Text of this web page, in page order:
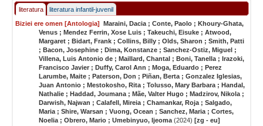
literatura
literatura infantil-juvenil
Biziei ere omen [Antologia]
Maraini, Dacia ; Conte, Paolo ; Khoury-Ghata,
Venus ; Mendez Ferrin, Xose Luis ; Takeuchi, Eisuke ; Atwood,
Margaret ; Bidart, Frank ; Collins, Billy ; Olds, Sharon ; Smith, Patti
; Bacon, Josephine ; Dima, Konstanze ; Sanchez-Ostiz, Miguel ;
Villena, Luis Antonio de ; Maillard, Chantal ; Boni, Tanella ; Irazoki,
Francisco Javier ; Duffy, Carol Ann ; Moga, Eduardo ; Perez
Larumbe, Maite ; Paterson, Don ; Piñan, Berta ; Gonzalez Iglesias,
Juan Antonio ; Mestokosho, Rita ; Tolusso, Mary Barbara ; Handal,
Nathalie ; Haddad, Joumana ; Mãe, Valter Hugo ; Madzirov, Nikola ;
Darwish, Najwan ; Calafell, Mireia ; Chamankar, Roja ; Salgado,
Maria ; Shire, Warsan ; Vuong, Ocean ; Sanchez, Maria ; Cortes,
Noelia ; Obrero, Mario ; Umebinyuo, Ijeoma (2024)[zg - eu]